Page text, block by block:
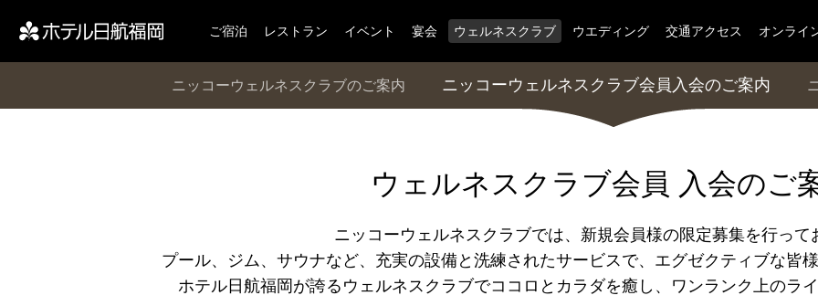
ご宿泊 レストラン イベント 宴会 ウェルネスクラブ ウエディング 交通アクセス オンライ
ニッコーウェルネスクラブのご案内 ニッコーウェルネスクラブ会員入会のご案内
ウェルネスクラブ会員 入会のご
ニッコーウェルネスクラブでは、新規会員様の限定募集を行って
プール、ジム、サウナなど、充実の設備と洗練されたサービスで、エグゼクティブな皆
ホテル日航福岡が誇るウェルネスクラブでココロとカラダを癒し、ワンランク上のラ